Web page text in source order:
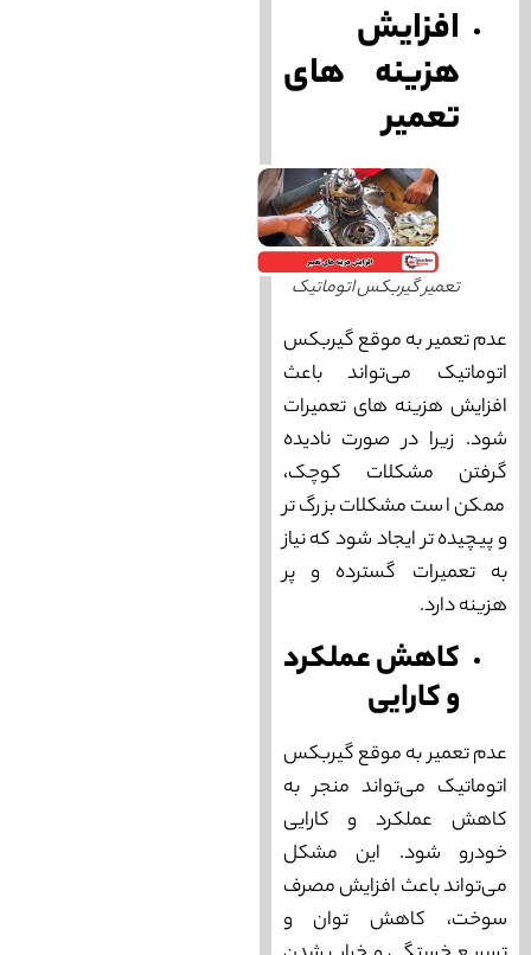
افزایش
هزینه ‌های
تعمیر
تعمیر گیربکس اتوماتیک
عدم تعمیر به موقع گیربکس
اتوماتیک می‌‌تواند باعث
افزایش هزینه‌ های تعمیرات
شود. زیرا در صورت نادیده
گرفتن مشکلات کوچک،
ممکن است مشکلات بزرگ تر
و پیچیده‌ تر ایجاد شود که نیاز
به تعمیرات گسترده و پر
هزینه دارد.
کاهش عملکرد
و کارایی
عدم تعمیر به موقع گیربکس
اتوماتیک می‌‌تواند منجر به
کاهش عملکرد و کارایی
خودرو شود. این مشکل
می‌‌تواند باعث افزایش مصرف
سوخت، کاهش توان و